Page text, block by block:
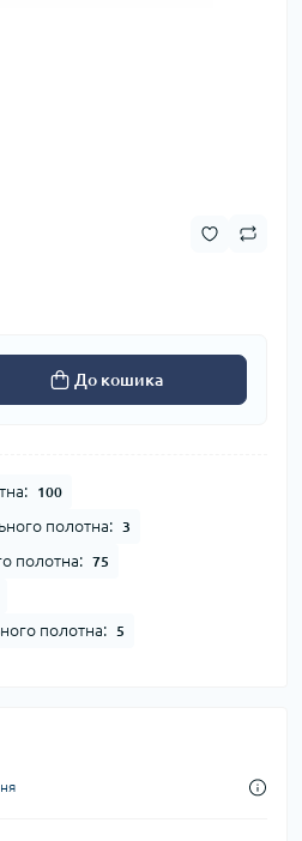
До кошика
100
полотна: 3
полотна: 75
полотна: 5